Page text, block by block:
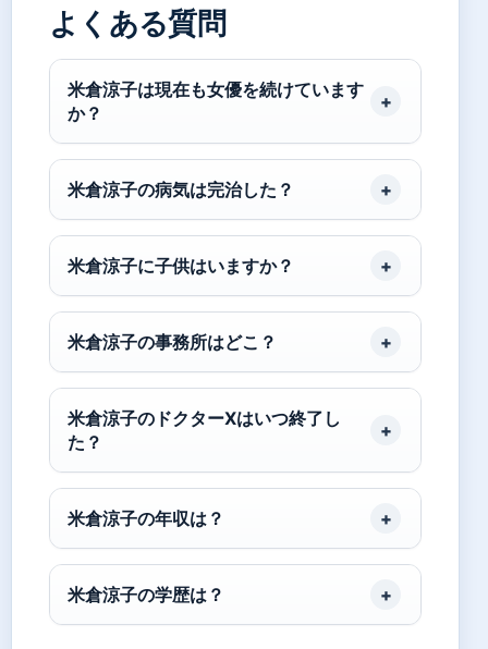
よくある質問
米倉涼子は現在も女優を続けています
か？
米倉涼子の病気は完治した？
米倉涼子に子供はいますか？
米倉涼子の事務所はどこ？
米倉涼子のドクターXはいつ終了し
た？
米倉涼子の年収は？
米倉涼子の学歴は？